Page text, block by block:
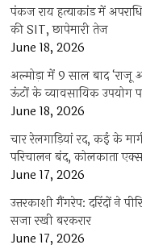
पंकज राय हत्याकांड में
की SIT, छापेमारी तेज
June 18, 2026
अल्मोड़ा में 9 साल बाद
ऊंटों के व्यावसायिक उपयोग
June 18, 2026
चार रेलगाड़ियां रद, कई के
परिचालन बंद, कोलकाता
June 17, 2026
उत्तरकाशी गैंगरेप: दरिंदों ने
सजा रखी बरकरार
June 17, 2026